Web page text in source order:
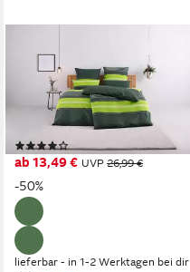
Bettwäsche Circle, Polycotton,
2 teilig, Bettwäsche aus
Baumwolle mit Streifen-
Design, moderne Bettwäsche
(659)
ab 13,49 € UVP 26,99 €
-50%
lieferbar - in 1-2 Werktagen bei dir